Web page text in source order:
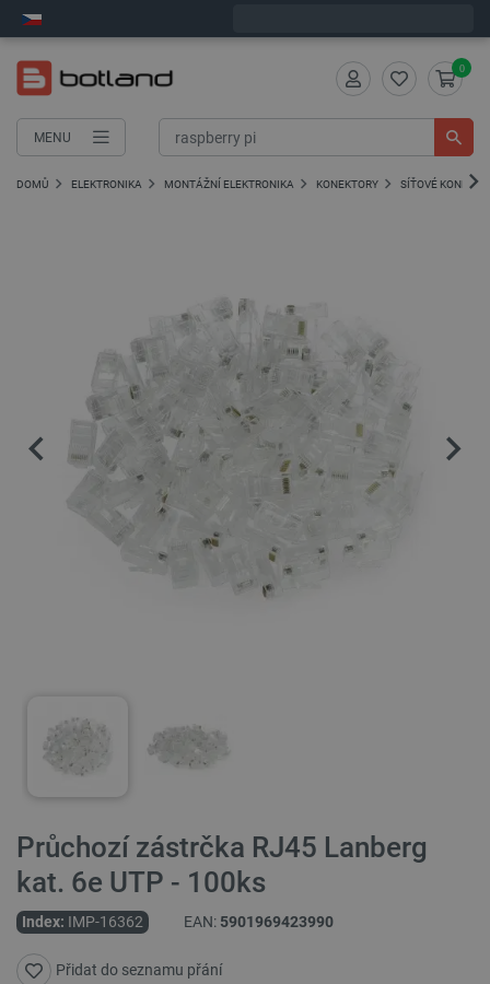
MENU
0
DOMŮ ELEKTRONIKA MONTÁŽNÍ ELEKTRONIKA KONEKTORY SÍŤOVÉ
Průchozí zástrčka RJ45 Lanberg
kat. 6e UTP - 100ks
Index: IMP-16362 EAN: 5901969423990
Přidat do seznamu přání